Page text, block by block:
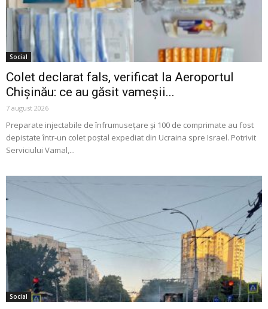
Social
Colet declarat fals, verificat la Aeroportul
Chișinău: ce au găsit vameșii...
7 august 2026
Preparate injectabile de înfrumusețare și 100 de comprimate au fost
depistate într-un colet poștal expediat din Ucraina spre Israel. Potrivit
Serviciului Vamal,...
Social